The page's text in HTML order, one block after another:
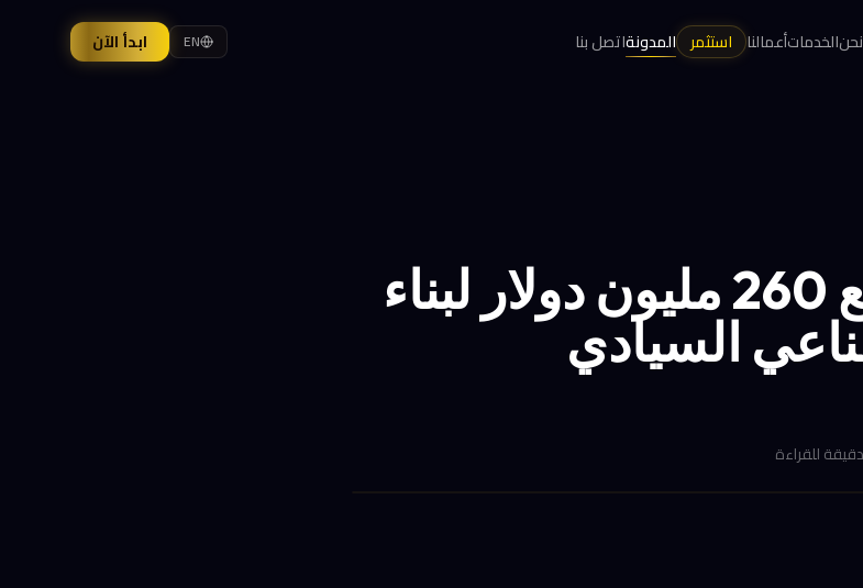
الخدماتأعمالنا استثمر المدونةاتصل بنا EN ابدأ الآن
Dream تجمع 260 مليون دولار لبناء
السيادي
دقيقة للقراءة